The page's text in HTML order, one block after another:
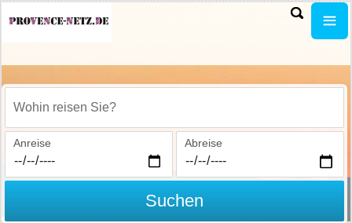
Wohin reisen Sie?
Anreise Abreise
Suchen